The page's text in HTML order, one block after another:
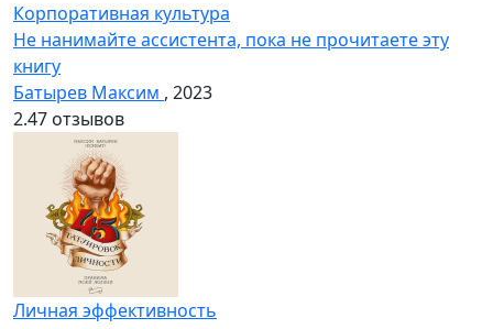
Корпоративная культура
Не нанимайте ассистента, пока не прочитаете эту
книгу
Батырев Максим , 2023
2.47 отзывов
Личная эффективность